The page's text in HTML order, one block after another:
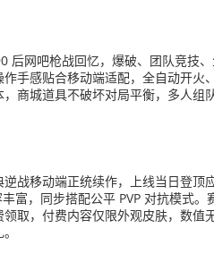
后网吧枪战回忆，爆破、团队竞技
手感贴合移动端适配，全自动开火
商城道具不破坏对局平衡，多人组
战移动端正统续作，上线当日登顶
富，同步搭配公平 PVP 对抗模式
取，付费内容仅限外观皮肤，数值